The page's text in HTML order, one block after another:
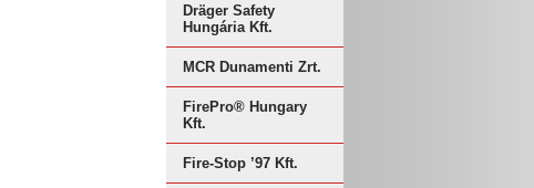
Dräger Safety
Hungária Kft.
MCR Dunamenti Zrt.
FirePro® Hungary
Kft.
Fire-Stop ’97 Kft.